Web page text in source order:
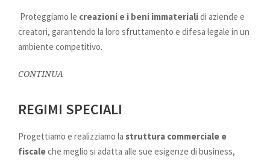
Proteggiamo le creazioni e i beni immaterialidi aziende e
creatori, garantendo la loro sfruttamento e difesa legale in un
ambiente competitivo.
CONTINUA
REGIMI SPECIALI
Progettiamo e realizziamo la struttura commerciale e
fiscaleche meglio si adatta alle sue esigenze di business,